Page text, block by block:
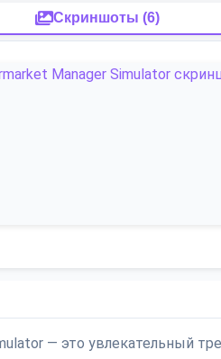
Скриншоты (6)
— это увлекательный